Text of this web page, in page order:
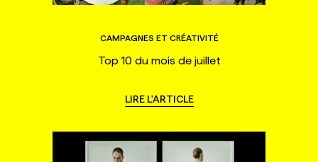
CAMPAGNES ET CRÉATIVITÉ
Top 10 du mois de juillet
LIRE L'ARTICLE